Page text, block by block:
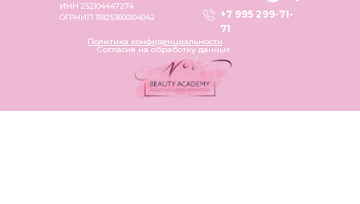
Политика конфиденциальности
Согласие на обработку данных
ИНН 252104447274
ОГРНИП 318253600104042
+7 995 299-71-
71